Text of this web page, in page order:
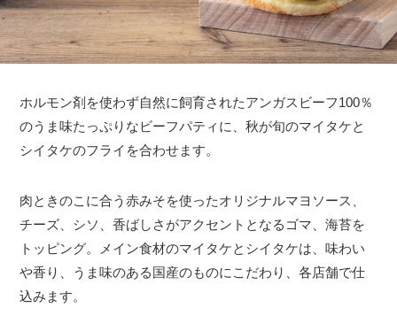
ホルモン剤を使わず自然に飼育されたアンガスビーフ100％
のうま味たっぷりなビーフパティに、秋が旬のマイタケと
シイタケのフライを合わせます。
肉ときのこに合う赤みそを使ったオリジナルマヨソース、
チーズ、シソ、香ばしさがアクセントとなるゴマ、海苔を
トッピング。メイン食材のマイタケとシイタケは、味わい
や香り、うま味のある国産のものにこだわり、各店舗で仕
込みます。